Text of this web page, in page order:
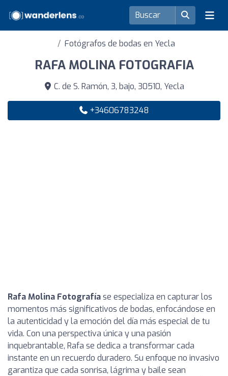
Fotógrafos de bodas en Yecla
RAFA MOLINA FOTOGRAFIA
C. de S. Ramón, 3, bajo, 30510, Yecla
+34606783248
Rafa Molina Fotografíase especializa en capturar los
momentos más significativos de bodas, enfocándose en
la autenticidad y la emoción del día más especial de tu
vida. Con una perspectiva única y una pasión
inquebrantable, Rafa se dedica a transformar cada
instante en un recuerdo duradero. Su enfoque no invasivo
garantiza que cada sonrisa, lágrima y baile sean